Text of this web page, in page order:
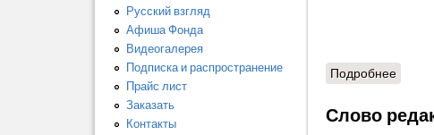
Подробнее
Слово
Русский взгляд
Афиша Фонда
Видеогалерея
Подписка и распространение
Прайс лист
Заказать
Контакты